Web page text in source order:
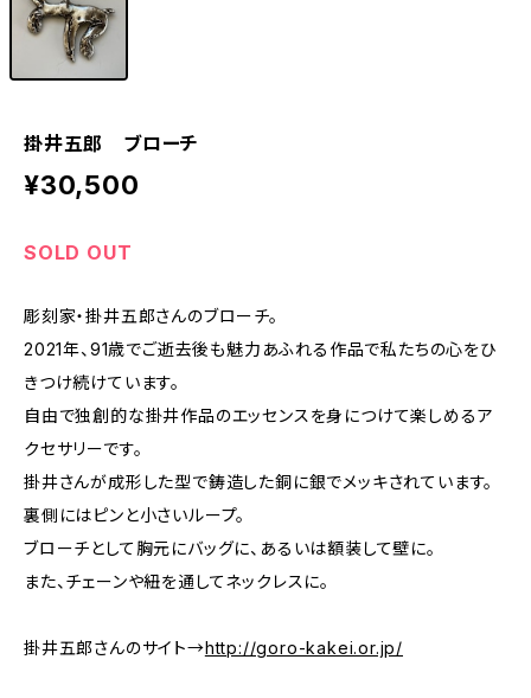
掛井五郎 ブローチ
¥30,500
SOLD OUT
彫刻家・掛井五郎さんのブローチ。
2021年、91歳でご逝去後も魅力あふれる作品で私たちの心をひ
きつけ続けています。
自由で独創的な掛井作品のエッセンスを身につけて楽しめるア
クセサリーです。
掛井さんが成形した型で鋳造した銅に銀でメッキされています。
裏側にはピンと小さいループ。
ブローチとして胸元にバッグに、あるいは額装して壁に。
また、チェーンや紐を通してネックレスに。
掛井五郎さんのサイト→http://goro-kakei.or.jp/